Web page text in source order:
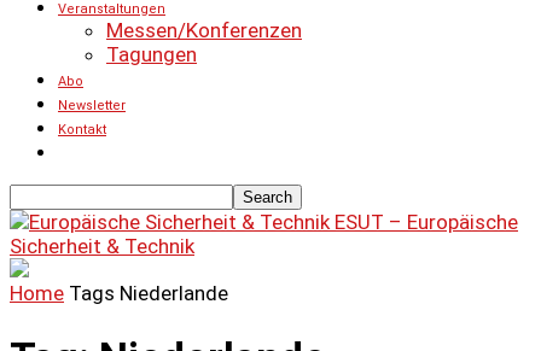
Veranstaltungen
Messen/Konferenzen
Tagungen
Abo
Newsletter
Kontakt
ESUT – Europäische
Sicherheit & Technik
Home Tags Niederlande